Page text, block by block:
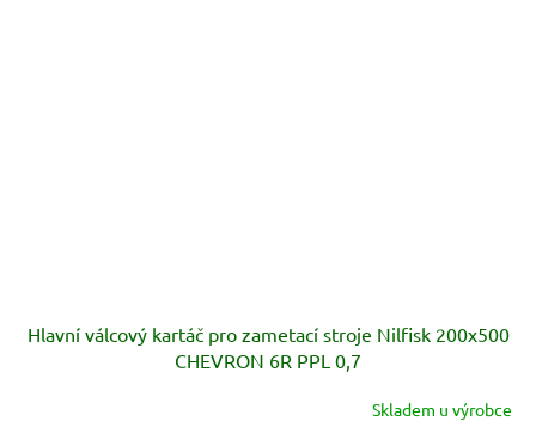
Hlavní válcový kartáč pro zametací stroje Nilfisk 200x500
CHEVRON 6R PPL 0,7
Skladem u výrobce